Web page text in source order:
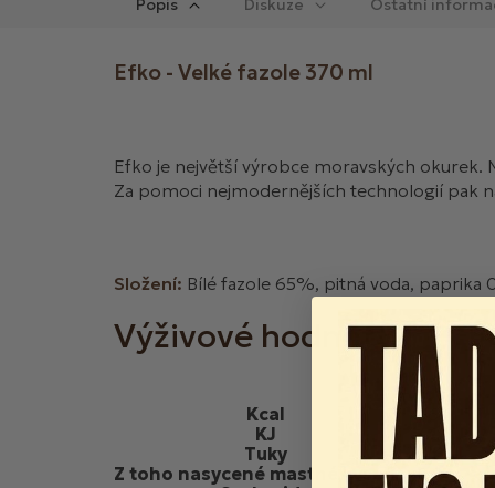
Popis Diskuze Ostatní
Efko - Velké fazole 370 ml
Efko je největší výrobce moravských okurek.
Za pomoci nejmodernějších technologií pak
Složení: Bílé fazole 65%, pitná voda, paprika
Výživové hodnoty
100g
Kcal
96
KJ
404
Tuky
0.6
Z toho nasycené mastné kyseliny0.1